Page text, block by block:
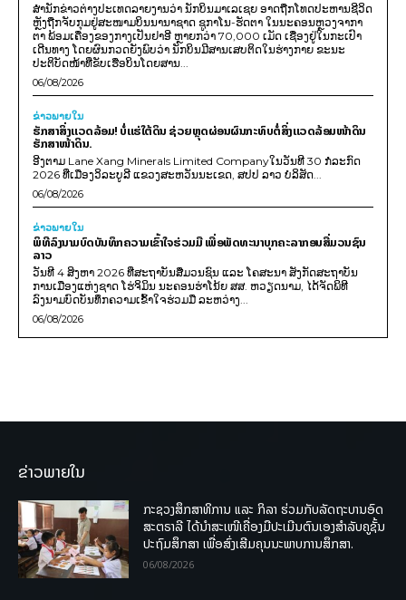
ສຳນັກຂ່າວຕ່າງປະເທດລາຍງານວ່າ ນັກບິນມາເລເຊຍ ອາດຖືກໂທດປະຫານຊີວິດ
ຫຼັງຖືກຈັບກຸມຢູ່ສະໜາມບິນນານາຊາດ ຊູກາໂນ-ຮັດຕາ ໃນນະຄອນຫຼວງຈາກາ
ຕາ ພ້ອມເຄື່ອງຂອງກາງເປັນຢາອີ ຫຼາຍກວ່າ 70,000 ເມັດ ເຊື່ອງຢູ່ໃນກະເປົາ
ເດີນທາງ ໂດຍຜົນກວດຍັງພົບວ່າ ນັກບິນມີສານເສບຕິດໃນຮ່າງກາຍ ຂະນະ
ປະຕິບັດໜ້າທີ່ຂັບເຮືອບິນໂດຍສານ...
06/08/2026
ຂ່າວພາຍ​ໃນ
ຮັກສາສິ່ງແວດລ້ອມ! ບໍ່ແຮ່ໃຕ້ດິນ ຊ່ວຍຫຼຸດຜ່ອນຜົນກະທົບຕໍ່ສິ່ງແວດລ້ອມໜ້າດິນ
ຮັກສາໜ້າດິນ.
ອີງຕາມ Lane Xang Minerals Limited Companyໃນວັນທີ 30 ກໍລະກົດ
2026 ທີ່ເມືອງວິລະບູລີ ແຂວງສະຫວັນນະເຂດ, ສປປ ລາວ ບໍລິສັດ...
06/08/2026
ຂ່າວພາຍ​ໃນ
ພິທີລົງນາມບົດບັນທຶກຄວາມເຂົ້າໃຈຮ່ວມມື ເພື່ອພັດທະນາບຸກຄະລາກອນສື່ມວນຊົນ
ລາວ
ວັນທີ 4 ສິງຫາ 2026 ທີ່ສະຖາບັນສື່ມວນຊົນ ແລະ ໂຄສະນາ ສັງກັດສະຖາບັນ
ການເມືອງແຫ່ງຊາດ ໂຮ່ຈິມິນ ນະຄອນຮ່າໂນ້ຍ ສສ. ຫວຽດນາມ, ໄດ້ຈັດພິທີ
ລົງນາມບົດບັນທຶກຄວາມເຂົ້າໃຈຮ່ວມມື ລະຫວ່າງ...
06/08/2026
ຂ່າວພາຍໃນ
ກະຊວງສຶກສາທິການ ແລະ ກິລາ ຮ່ວມກັບລັດຖະບານອົດ
ສະຕຣາລີ ໄດ້ນຳສະເໜີເຄື່ອງມືປະເມີນຕົນເອງສຳລັບຄູຊັ້ນ
ປະຖົມສຶກສາ ເພື່ອສົ່ງເສີມຄຸນນະພາບການສຶກສາ.
06/08/2026